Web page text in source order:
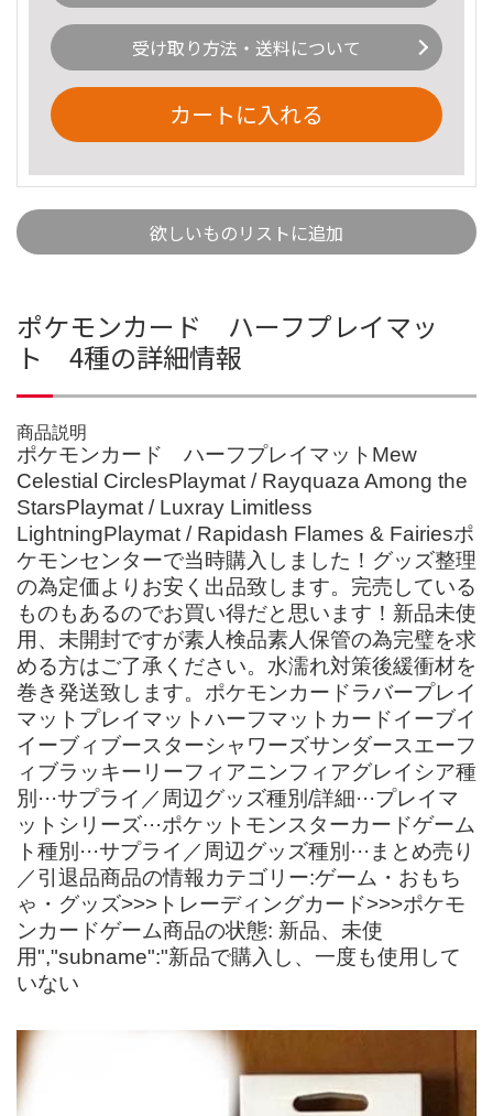
受け取り方法・送料について
カートに入れる
欲しいものリストに追加
ポケモンカード ハーフプレイマッ
ト 4種の詳細情報
商品説明
ポケモンカード ハーフプレイマットMew
Celestial CirclesPlaymat / Rayquaza Among the
StarsPlaymat / Luxray Limitless
LightningPlaymat / Rapidash Flames & Fairiesポ
ケモンセンターで当時購入しました！グッズ整理
の為定価よりお安く出品致します。完売している
ものもあるのでお買い得だと思います！新品未使
用、未開封ですが素人検品素人保管の為完璧を求
める方はご了承ください。水濡れ対策後緩衝材を
巻き発送致します。ポケモンカードラバープレイ
マットプレイマットハーフマットカードイーブイ
イーブィブースターシャワーズサンダースエーフ
ィブラッキーリーフィアニンフィアグレイシア種
別···サプライ／周辺グッズ種別/詳細···プレイマ
ットシリーズ···ポケットモンスターカードゲーム
ト種別···サプライ／周辺グッズ種別···まとめ売り
／引退品商品の情報カテゴリー:ゲーム・おもち
ゃ・グッズ>>>トレーディングカード>>>ポケモ
ンカードゲーム商品の状態: 新品、未使
用","subname":"新品で購入し、一度も使用して
いない